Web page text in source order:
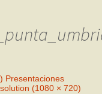
Presentaciones
(1080 × 720)